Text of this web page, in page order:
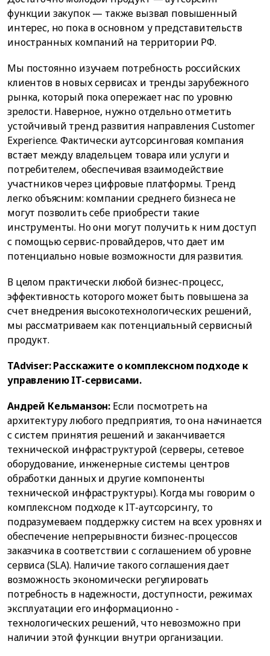
функции закупок — также вызвал повышенный
интерес, но пока в основном у представительств
иностранных компаний на территории РФ.
Мы постоянно изучаем потребность российских
клиентов в новых сервисах и тренды зарубежного
рынка, который пока опережает нас по уровню
зрелости. Наверное, нужно отдельно отметить
устойчивый тренд развития направления Customer
Experience. Фактически аутсорсинговая компания
встает между владельцем товара или услуги и
потребителем, обеспечивая взаимодействие
участников через цифровые платформы. Тренд
легко объясним: компании среднего бизнеса не
могут позволить себе приобрести такие
инструменты. Но они могут получить к ним доступ
с помощью сервис-провайдеров, что дает им
потенциально новые возможности для развития.
В целом практически любой бизнес-процесс,
эффективность которого может быть повышена за
счет внедрения высокотехнологических решений,
мы рассматриваем как потенциальный сервисный
продукт.
TAdviser: Расскажите о комплексном подходе к
управлению IT-сервисами.
Андрей Кельманзон: Если посмотреть на
архитектуру любого предприятия, то она начинается
с систем принятия решений и заканчивается
технической инфраструктурой (серверы, сетевое
оборудование, инженерные системы центров
обработки данных и другие компоненты
технической инфраструктуры). Когда мы говорим о
комплексном подходе к IT-аутсорсингу, то
подразумеваем поддержку систем на всех уровнях и
обеспечение непрерывности бизнес-процессов
заказчика в соответствии с соглашением об уровне
сервиса (SLA). Наличие такого соглашения дает
возможность экономически регулировать
потребность в надежности, доступности, режимах
эксплуатации его информационно -
технологических решений, что невозможно при
наличии этой функции внутри организации.